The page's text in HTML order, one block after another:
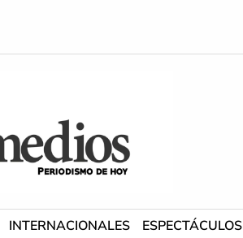
INTERNACIONALES ESPECTÁCULOS